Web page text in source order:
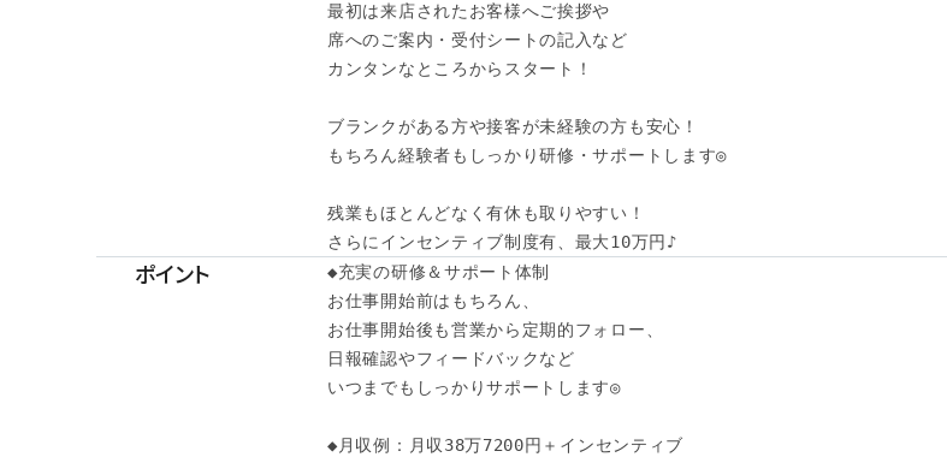
最初は来店されたお客様へご挨拶や
席へのご案内・受付シートの記入など
カンタンなところからスタート！
ブランクがある方や接客が未経験の方も安心！
もちろん経験者もしっかり研修・サポートします◎
残業もほとんどなく有休も取りやすい！
さらにインセンティブ制度有、最大10万円♪
ポイント
◆充実の研修＆サポート体制
お仕事開始前はもちろん、
お仕事開始後も営業から定期的フォロー、
日報確認やフィードバックなど
いつまでもしっかりサポートします◎
◆月収例：月収38万7200円＋インセンティブ